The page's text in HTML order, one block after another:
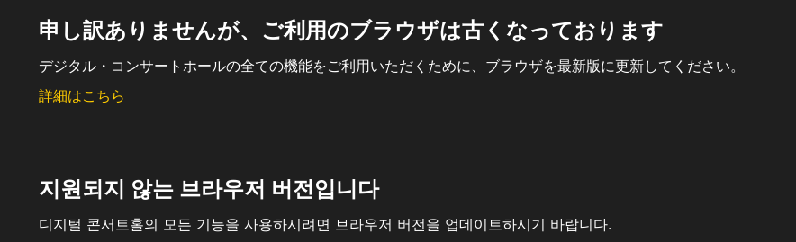
申し訳ありませんが、ご利用のブラウザは古くなっております
デジタル・コンサートホールの全ての機能をご利用いただくために、ブラウザを最新版に更新してください。
詳細はこちら
지원되지 않는 브라우저 버전입니다
디지털 콘서트홀의 모든 기능을 사용하시려면 브라우저 버전을 업데이트하시기 바랍니다.